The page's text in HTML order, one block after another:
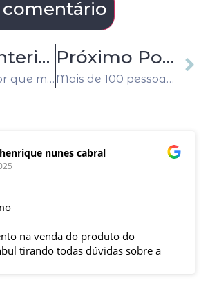
Post Anterior
Entenda por que morte de jovem de 17 anos fez explodir protestos em Paris
Próximo Post
Mais de 100 pessoas morreram após rompimento de barragem, diz Ucrânia
nunes cabral
na venda do produto do
tirando todas dúvidas sobre a